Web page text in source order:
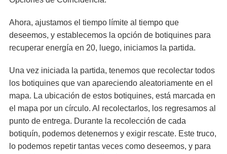
Ahora, ajustamos el tiempo límite al tiempo que
deseemos, y establecemos la opción de botiquines para
recuperar energía en 20, luego, iniciamos la partida.
Una vez iniciada la partida, tenemos que recolectar todos
los botiquines que van apareciendo aleatoriamente en el
mapa. La ubicación de estos botiquines, está marcada en
el mapa por un círculo. Al recolectarlos, los regresamos al
punto de entrega. Durante la recolección de cada
botiquín, podemos detenernos y exigir rescate. Este truco,
lo podemos repetir tantas veces como deseemos, y para